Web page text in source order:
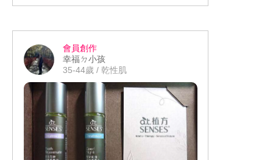
低腰輕柔款、中腰安心款
真的是一掃收到小褲褲旁人異樣的眼
光 束口袋後續也能做別的使用 一物兩
不見勒痕
有時工作時動作太大或太急躁常常會發
生褲褲卡縫 但穿上它後那怕是突然蹲下
又起來依舊活動自如
最特別是褲底接觸面竟然是加厚材質 其
實是要吸收液體(吸收層) 以取代護墊、
會員創作
幸福ㄉ小孩
35-44歲 / 乾性肌